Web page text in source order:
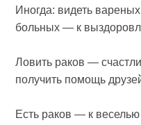
Иногда: видеть
больных — к
Ловить раков —
получить помощь
Есть раков — к